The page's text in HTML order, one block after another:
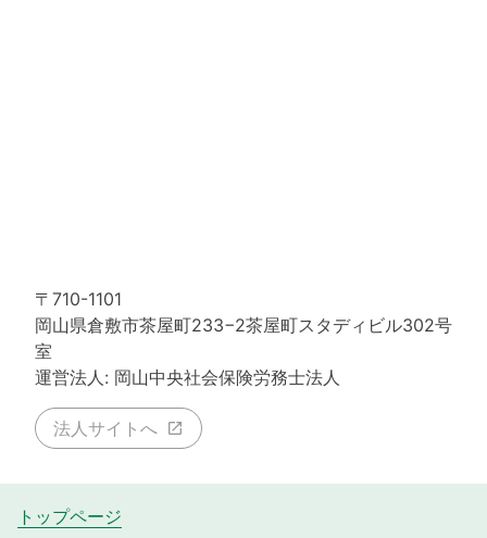
〒710-1101
岡山県倉敷市茶屋町233−2茶屋町スタディビル302号
室
運営法人: 岡山中央社会保険労務士法人
法人サイトへ
トップページ